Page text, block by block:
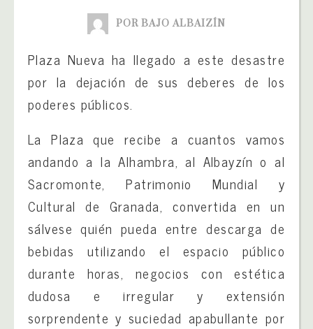
POR BAJO ALBAIZÍN
Plaza Nueva ha llegado a este desastre
por la dejación de sus deberes de los
poderes públicos.
La Plaza que recibe a cuantos vamos
andando a la Alhambra, al Albayzín o al
Sacromonte, Patrimonio Mundial y
Cultural de Granada, convertida en un
sálvese quién pueda entre descarga de
bebidas utilizando el espacio público
durante horas, negocios con estética
dudosa e irregular y extensión
sorprendente y suciedad apabullante por